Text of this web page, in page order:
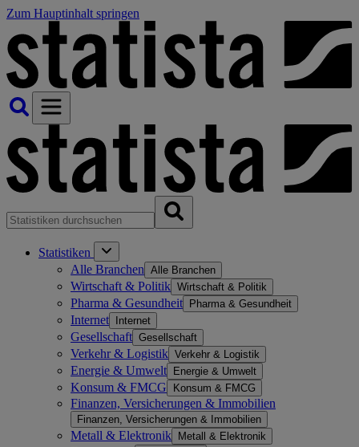
Zum Hauptinhalt springen
Statistiken
Alle Branchen Alle Branchen
Wirtschaft & Politik Wirtschaft & Politik
Pharma & Gesundheit Pharma & Gesundheit
Internet Internet
Gesellschaft Gesellschaft
Verkehr & Logistik Verkehr & Logistik
Energie & Umwelt Energie & Umwelt
Konsum & FMCG Konsum & FMCG
Finanzen, Versicherungen & Immobilien
Finanzen, Versicherungen & Immobilien
Metall & Elektronik Metall & Elektronik